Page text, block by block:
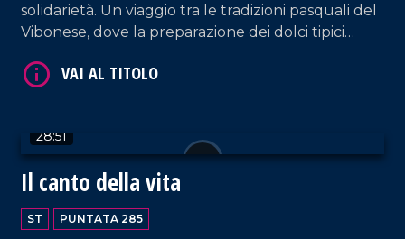
solidarietà. Un viaggio tra le tradizioni pasquali del
Vibonese, dove la preparazione dei dolci tipici
alluvionate della Sibaritide.
28:51
Il canto della vita
ST PUNTATA 285